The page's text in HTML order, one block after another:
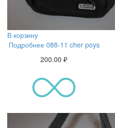
В корзину
Подробнее 088-11 cher poys
200.00 ₽